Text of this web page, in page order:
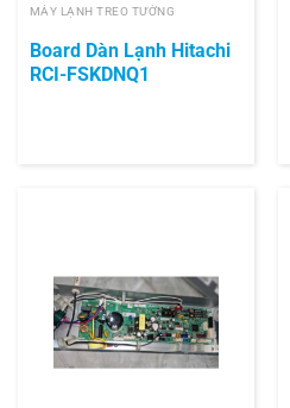
MÁY LẠNH TREO TƯỜNG
Board Dàn Lạnh Hitachi
RCI-FSKDNQ1